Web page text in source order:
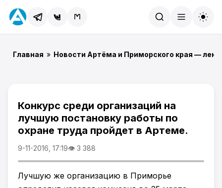
Главная » Новости Артёма и Приморского края —
Конкурс среди организаций на
лучшую постановку работы по
охране труда пройдет в Артеме.
9-11-2016, 17:19👁 3 388
Лучшую же организацию в Приморье